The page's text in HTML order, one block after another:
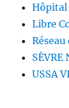
Hôpital
Libre
SÈVRE
USSA